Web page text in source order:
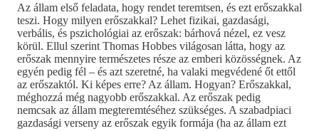
Az állam első feladata, hogy rendet teremtsen, és ezt erőszakkal
teszi. Hogy milyen erőszakkal? Lehet fizikai, gazdasági,
verbális, és pszichológiai az erőszak: bárhová nézel, ez vesz
körül. Ellul szerint Thomas Hobbes világosan látta, hogy az
erőszak mennyire természetes része az emberi közösségnek. Az
egyén pedig fél – és azt szeretné, ha valaki megvédené őt ettől
az erőszaktól. Ki képes erre? Az állam. Hogyan? Erőszakkal,
méghozzá még nagyobb erőszakkal. Az erőszak pedig
nemcsak az állam megteremtéséhez szükséges. A szabadpiaci
gazdasági verseny az erőszak egyik formája (ha az állam ezt